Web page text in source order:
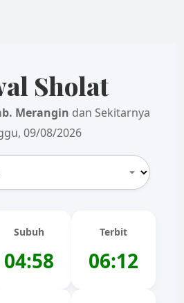
Sholat
Merangin dan Sekitarnya
09/08/2026
Subuh
04:58
Terbit
06:12